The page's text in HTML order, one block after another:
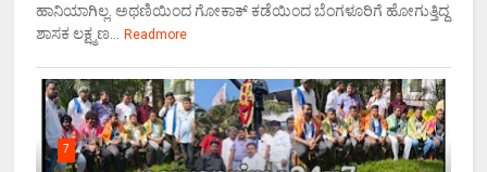
ಹಾನಿಯಾಗಿಲ್ಲ. ಅಥಣಿಯಿಂದ ಗೋಕಾಕ್ ಕಡೆಯಿಂದ ಬೆಂಗಳೂರಿಗೆ ಹೋಗುತ್ತಿದ್ದ
ಶಾಸಕ ಲಕ್ಷ್ಮಣ...
Readmore
7